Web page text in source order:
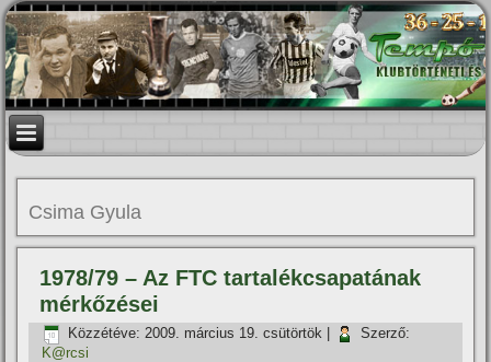
Csima Gyula
1978/79 – Az FTC tartalékcsapatának
mérkőzései
Közzétéve: 2009. március 19. csütörtök
Szerző:
K@rcsi